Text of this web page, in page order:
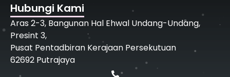
Hubungi Kami
Aras 2-3, Bangunan Hal Ehwal Undang-Undang,
Presint 3,
Pusat Pentadbiran Kerajaan Persekutuan
62692 Putrajaya